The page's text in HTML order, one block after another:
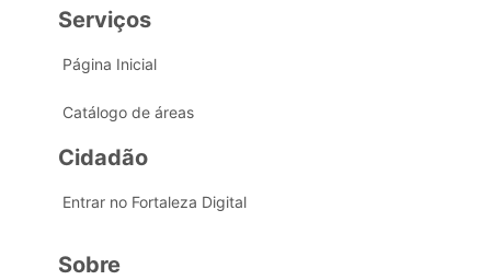
Serviços
Página Inicial
Catálogo de áreas
Cidadão
Entrar no Fortaleza Digital
Sobre